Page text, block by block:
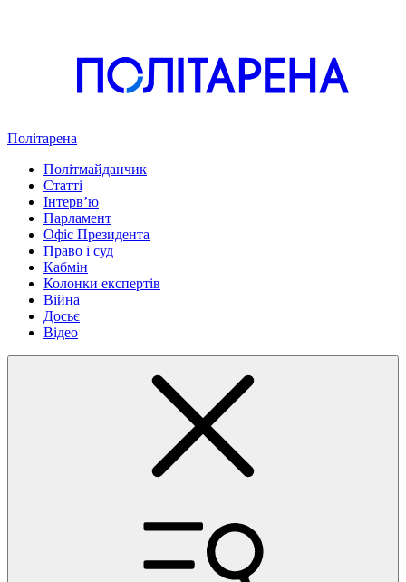
Політарена
Політмайданчик
Статті
Інтервʼю
Парламент
Офіс Президента
Право і суд
Кабмін
Колонки експертів
Війна
Досьє
Відео